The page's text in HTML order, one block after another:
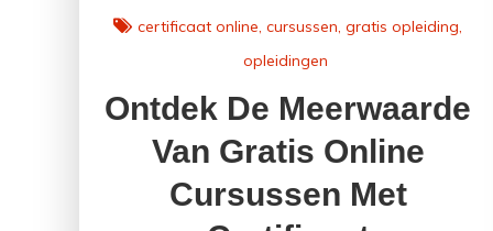
certificaat online cursussen gratis opleiding
opleidingen
Ontdek De Meerwaarde
Van Gratis Online
Cursussen Met